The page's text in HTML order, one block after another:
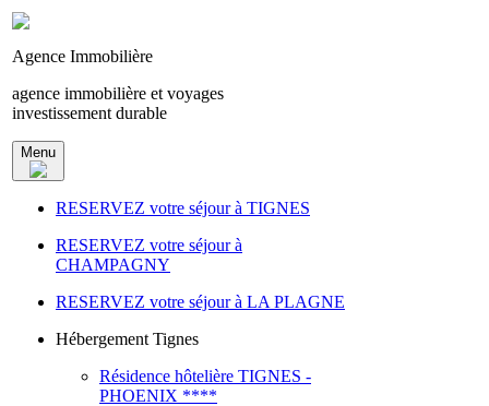
Agence Immobilière
agence immobilière et voyages
investissement durable
Menu
RESERVEZ votre séjour à TIGNES
RESERVEZ votre séjour à
CHAMPAGNY
RESERVEZ votre séjour à LA PLAGNE
Hébergement Tignes
Résidence hôtelière TIGNES -
PHOENIX ****